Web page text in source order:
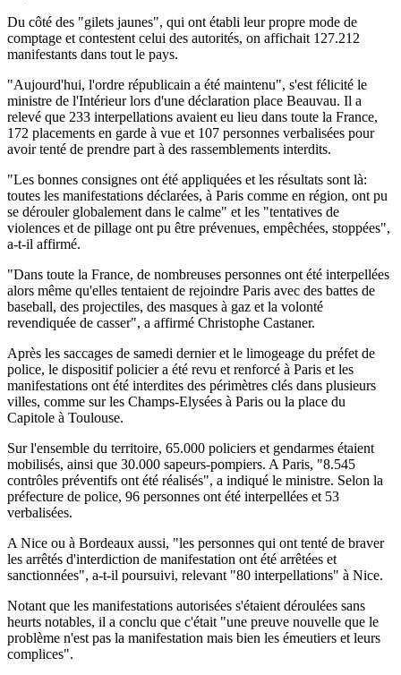
Du côté des "gilets jaunes", qui ont établi leur propre mode de
comptage et contestent celui des autorités, on affichait 127.212
manifestants dans tout le pays.
"Aujourd'hui, l'ordre républicain a été maintenu", s'est félicité le
ministre de l'Intérieur lors d'une déclaration place Beauvau. Il a
relevé que 233 interpellations avaient eu lieu dans toute la France,
172 placements en garde à vue et 107 personnes verbalisées pour
avoir tenté de prendre part à des rassemblements interdits.
"Les bonnes consignes ont été appliquées et les résultats sont là:
toutes les manifestations déclarées, à Paris comme en région, ont pu
se dérouler globalement dans le calme" et les "tentatives de
violences et de pillage ont pu être prévenues, empêchées, stoppées",
a-t-il affirmé.
"Dans toute la France, de nombreuses personnes ont été interpellées
alors même qu'elles tentaient de rejoindre Paris avec des battes de
baseball, des projectiles, des masques à gaz et la volonté
revendiquée de casser", a affirmé Christophe Castaner.
Après les saccages de samedi dernier et le limogeage du préfet de
police, le dispositif policier a été revu et renforcé à Paris et les
manifestations ont été interdites des périmètres clés dans plusieurs
villes, comme sur les Champs-Elysées à Paris ou la place du
Capitole à Toulouse.
Sur l'ensemble du territoire, 65.000 policiers et gendarmes étaient
mobilisés, ainsi que 30.000 sapeurs-pompiers. A Paris, "8.545
contrôles préventifs ont été réalisés", a indiqué le ministre. Selon la
préfecture de police, 96 personnes ont été interpellées et 53
verbalisées.
A Nice ou à Bordeaux aussi, "les personnes qui ont tenté de braver
les arrêtés d'interdiction de manifestation ont été arrêtées et
sanctionnées", a-t-il poursuivi, relevant "80 interpellations" à Nice.
Notant que les manifestations autorisées s'étaient déroulées sans
heurts notables, il a conclu que c'était "une preuve nouvelle que le
problème n'est pas la manifestation mais bien les émeutiers et leurs
complices".